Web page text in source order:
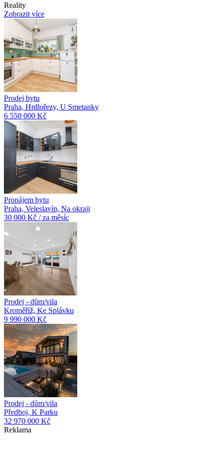
Reality
Zobrazit více
Prodej bytu
Praha, Hrdlořezy, U Smetanky
6 550 000 Kč
Pronájem bytu
Praha, Veleslavín, Na okraji
30 000 Kč / za měsíc
Prodej - dům/vila
Kroměříž, Ke Splávku
9 990 000 Kč
Prodej - dům/vila
Předboj, K Parku
32 970 000 Kč
Reklama